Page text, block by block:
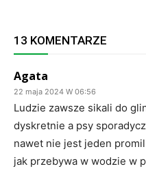
13 KOMENTARZE
Agata
22 maja 2024 W 06:56
Ludzie zawsze sikali do
dyskretnie a psy
nawet nie jest jeden
jak przebywa w wodzie w